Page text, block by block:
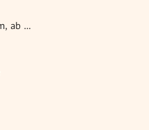
Wohnung kaufen Königsbrunn am Wagram, ab 74 m²